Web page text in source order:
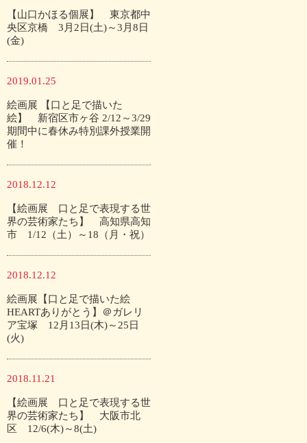
【山口かほる個展】 東京都中
央区京橋 3月2日(土)～3月8日
(金)
2019.01.25
絵画展 【口と足で描いた
絵】 新宿区市ヶ谷 2/12～3/29
期間中に春休み特別課外授業開
催！
2018.12.12
【絵画展 口と足で表現する世
界の芸術家たち】 高知県高知
市 1/12（土）～18（月・祝）
2018.12.12
絵画展【口と足で描いた絵
HEARTありがとう】＠ガレリ
ア宝塚 12月13日(木)～25日
(火)
2018.11.21
【絵画展 口と足で表現する世
界の芸術家たち】 大阪市北
区 12/6(木)～8(土)